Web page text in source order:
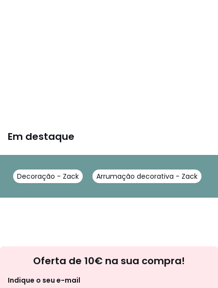
Em destaque
Decoração - Zack Arrumação decorativa - Zack
Oferta de 10€ na sua compra!
Indique o seu e-mail